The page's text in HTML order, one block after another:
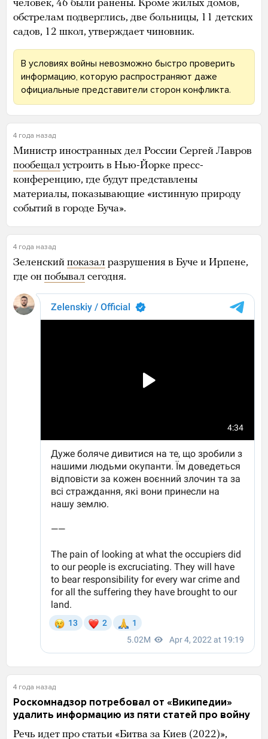
человек, 46 были ранены. Кроме жилых домов,
обстрелам подверглись, две больницы, 11 детских
садов, 12 школ, утверждает чиновник.
В условиях войны невозможно быстро проверить
информацию, которую распространяют даже
официальные представители сторон конфликта.
4 года назад
Министр иностранных дел России Сергей Лавров
пообещал устроить в Нью-Йорке пресс-
конференцию, где будут представлены
материалы, показывающие «истинную природу
событий в городе Буча».
4 года назад
Зеленский показал разрушения в Буче и Ирпене,
где он побывал сегодня.
4 года назад
Роскомнадзор потребовал от «Википедии»
удалить информацию из пяти статей про войну
Речь идет про статьи «Битва за Киев (2022)»,